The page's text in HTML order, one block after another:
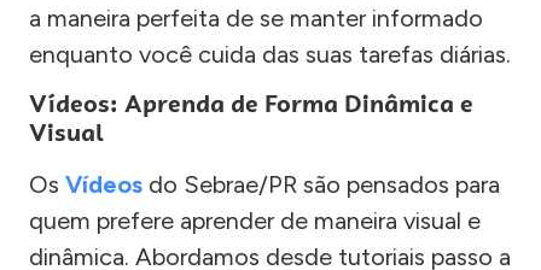
a maneira perfeita de se manter informado
enquanto você cuida das suas tarefas diárias.
Vídeos: Aprenda de Forma Dinâmica e
Visual
Os Vídeos do Sebrae/PR são pensados para
quem prefere aprender de maneira visual e
dinâmica. Abordamos desde tutoriais passo a